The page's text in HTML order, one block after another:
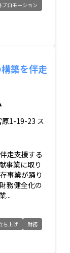
プロモーション
築を伴走
1-19-23 ス
走支援する
事業に取り
事業が踊り
務健全化の
...
ち上げ
財務